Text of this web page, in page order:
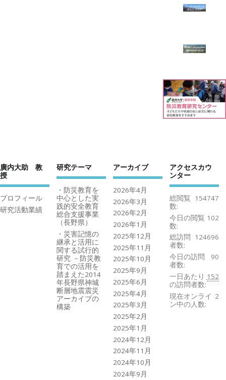
廣内大助 教
授
プロフィール
研究活動業績
研究テーマ
・防災教育を
中心とした実
践的安全教育
総合支援事業
（長野県）
・災害記憶の
継承と活用に
関する試行的
研究 －防災教
育での活用を
踏まえた2014
年長野県神城
断層地震震災
アーカイブの
構築
アーカイブ
2026年4月
2026年3月
2026年2月
2026年1月
2025年12月
2025年11月
2025年10月
2025年9月
2025年6月
2025年4月
2025年3月
2025年2月
2025年1月
2024年12月
2024年11月
2024年10月
2024年9月
アクセスカウ
ンター
154747
総閲覧
数:
102
今日の閲覧
数:
124696
総訪問
者数:
90
今日の訪問
者数:
152
一日あたり
の訪問者数:
2
現在オンライ
ン中の人数: